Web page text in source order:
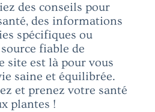
des conseils pour
des informations
spécifiques ou
fiable de
site est là pour vous
saine et équilibrée.
et prenez votre santé
plantes !